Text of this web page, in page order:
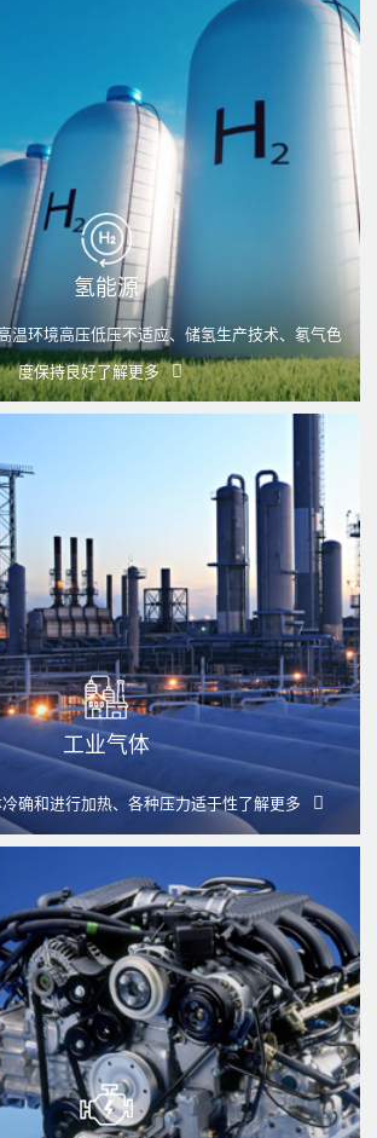
氢能源
温环境高压低压不适应、储氢生产技术、氡气色
度保持良好了解更多
工业气体
确和进行加热、各种压力适于性了解更多